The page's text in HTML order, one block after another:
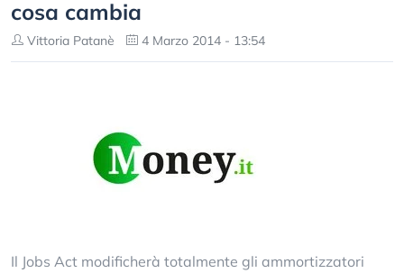
cosa cambia
Vittoria Patanè 4 Marzo 2014 - 13:54
Il Jobs Act modificherà totalmente gli ammortizzatori